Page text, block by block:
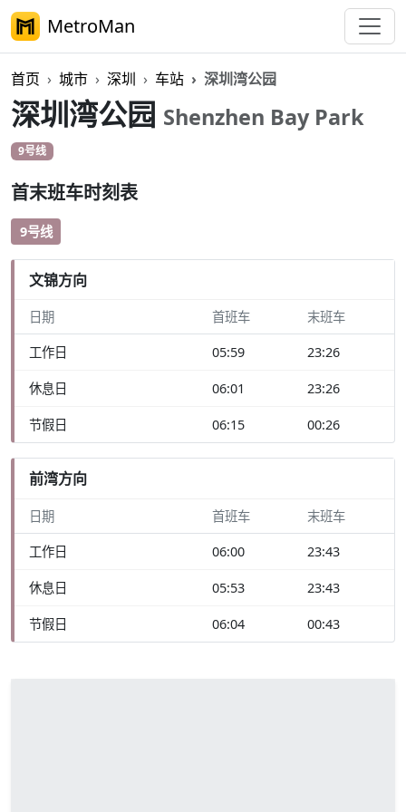
MetroMan
首页 城市 深圳 车站 深圳湾公园
深圳湾公园 Shenzhen Bay Park
9号线
首末班车时刻表
9号线
文锦方向
日期 首班车 末班车
工作日 05:59 23:26
休息日 06:01 23:26
节假日 06:15 00:26
前湾方向
日期 首班车 末班车
工作日 06:00 23:43
休息日 05:53 23:43
节假日 06:04 00:43